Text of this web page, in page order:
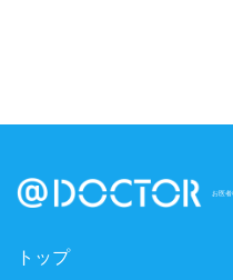
お医者
トップ